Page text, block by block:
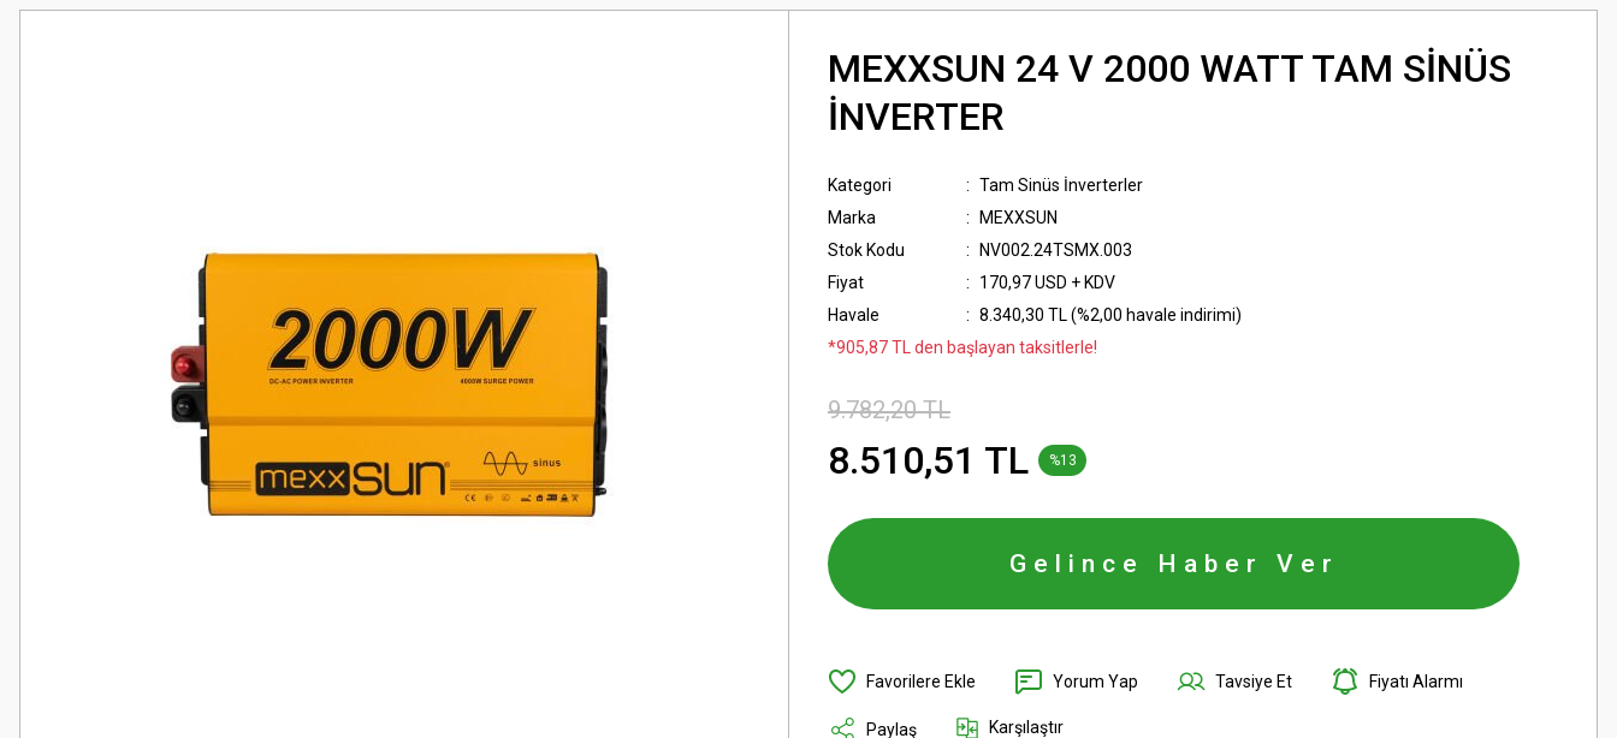
MEXXSUN 24 V 2000 WATT TAM SİNÜS
İNVERTER
Kategori
Tam Sinüs İnverterler
Marka
MEXXSUN
Stok Kodu
NV002.24TSMX.003
Fiyat
170,97 USD + KDV
Havale
8.340,30 TL (%2,00 havale indirimi)
*905,87 TL den başlayan taksitlerle!
9.782,20 TL
8.510,51 TL %13
Gelince Haber Ver
Yorum Yap Tavsiye Et Fiyatı Alarmı
Paylaş Karşılaştır